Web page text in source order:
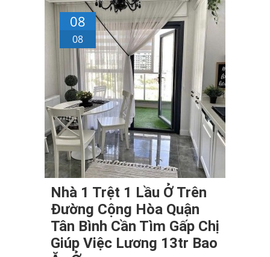
08
08
Nhà 1 Trệt 1 Lầu Ở Trên
Đường Cộng Hòa Quận
Tân Bình Cần Tìm Gấp Chị
Giúp Việc Lương 13tr Bao